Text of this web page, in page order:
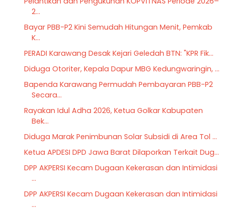
2...
Bayar PBB-P2 Kini Semudah Hitungan Menit, Pemkab
K...
PERADI Karawang Desak Kejari Geledah BTN: "KPR Fik...
Diduga Otoriter, Kepala Dapur MBG Kedungwaringin, ...
Bapenda Karawang Permudah Pembayaran PBB-P2
Secara...
Rayakan Idul Adha 2026, Ketua Golkar Kabupaten
Bek...
Diduga Marak Penimbunan Solar Subsidi di Area Tol ...
Ketua APDESI DPD Jawa Barat Dilaporkan Terkait Dug...
DPP AKPERSI Kecam Dugaan Kekerasan dan Intimidasi
...
DPP AKPERSI Kecam Dugaan Kekerasan dan Intimidasi
...